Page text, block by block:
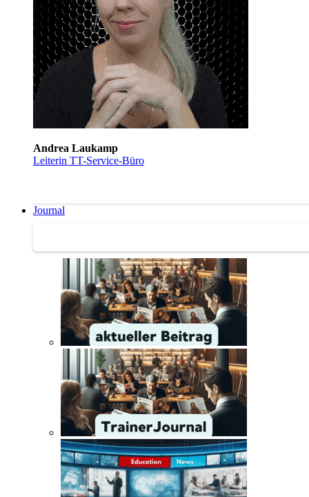
Andrea Laukamp
Leiterin TT-Service-Büro
Journal